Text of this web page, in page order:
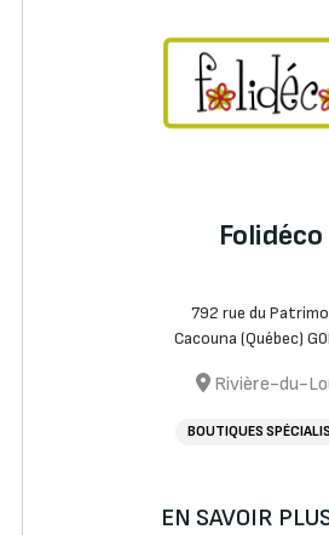
Folidéco
792 rue du
Cacouna (Québec)
Rivière-du-
BOUTIQUES
EN SAVOIR